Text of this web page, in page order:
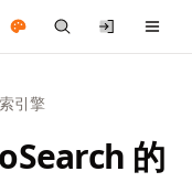
引擎
的